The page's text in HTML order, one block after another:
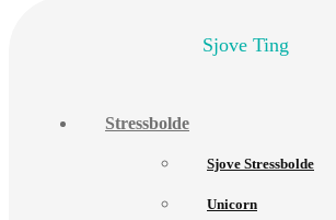
Sjove Ting
Stressbolde
Sjove Stressbolde
Unicorn